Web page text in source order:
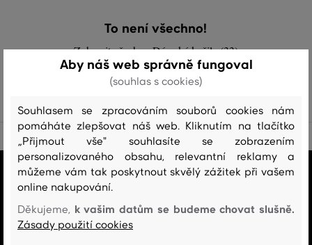
To není všechno!
Zobrazit všechny Dámské košile (33)
DÁMSKÉ KOŠILE (33)
VŠE SKLADEM
Všechno zboží v e-shopu je skladem.
ZÁRUKA ORIGINALITY
Aby náš web správně fungoval
(souhlas s cookies)
Souhlasem se zpracováním souborů cookies nám
pomáháte zlepšovat náš web. Kliknutím na tlačítko
„Přijmout vše" souhlasíte se zobrazením
personalizovaného obsahu, relevantní reklamy a
můžeme vám tak poskytnout skvělý zážitek při vašem
online nakupování.
Děkujeme, k vašim datům se budeme chovat slušně.
Zásady použití cookies